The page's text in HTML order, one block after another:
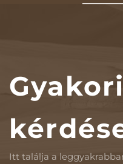
Gyakori
Itt találja a